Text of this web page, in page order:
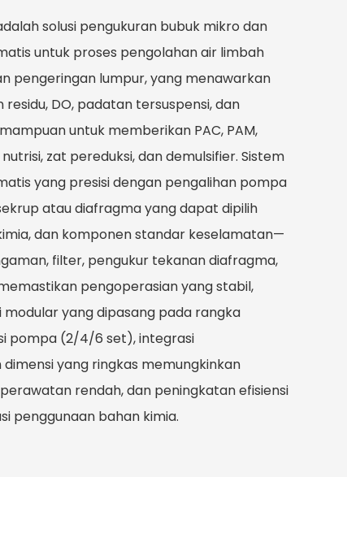
solusi pengukuran bubuk mikro dan
untuk proses pengolahan air limbah
pengeringan lumpur, yang menawarkan
DO, padatan tersuspensi, dan
untuk memberikan PAC, PAM,
zat pereduksi, dan demulsifier. Sistem
yang presisi dengan pengalihan pompa
atau diafragma yang dapat dipilih
dan komponen standar keselamatan—
filter, pengukur tekanan diafragma,
pengoperasian yang stabil,
modular yang dipasang pada rangka
pompa (2/4/6 set), integrasi
yang ringkas memungkinkan
rendah, dan peningkatan efisiensi
penggunaan bahan kimia.